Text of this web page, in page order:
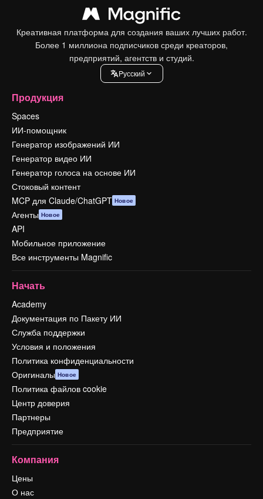
Креативная платформа для создания ваших лучших работ.
Более 1 миллиона подписчиков среди креаторов,
предприятий, агентств и студий.
Pусский
Продукция
Spaces
ИИ-помощник
Генератор изображений ИИ
Генератор видео ИИ
Генератор голоса на основе ИИ
Стоковый контент
MCP для Claude/ChatGPT Новое
Агенты Новое
API
Мобильное приложение
Все инструменты Magnific
Начать
Academy
Документация по Пакету ИИ
Служба поддержки
Условия и положения
Политика конфиденциальности
Оригиналы Новое
Политика файлов cookie
Центр доверия
Партнеры
Предприятие
Компания
Цены
О нас